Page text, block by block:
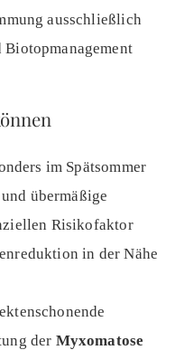
ausschließlich
im Spätsommer
übermäßige
Risikofaktor
in der Nähe
der Myxomatose